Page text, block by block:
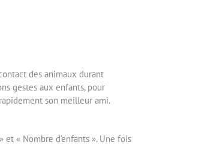
des animaux durant
gestes aux enfants, pour
son meilleur ami.
et « Nombre d’enfants ». Une fois